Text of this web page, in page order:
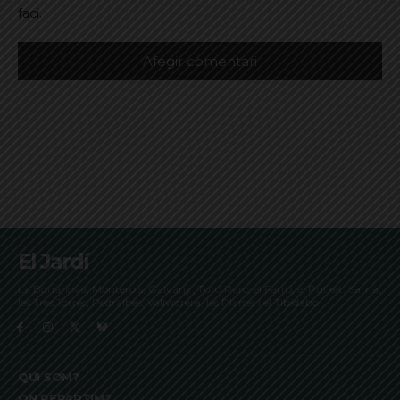
faci.
El Jardí
La Bonanova, Monterols, Galvany, Turó Parc, el Farró, el Putxet, Sarrià,
les Tres Torres, Pedralbes, Vallvidrera, les Planes i el Tibidabo
QUI SOM?